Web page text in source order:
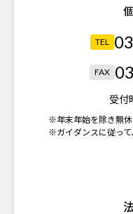
TEL
FAX
受付
※年末年始を除き無休
※ガイダンスに従って